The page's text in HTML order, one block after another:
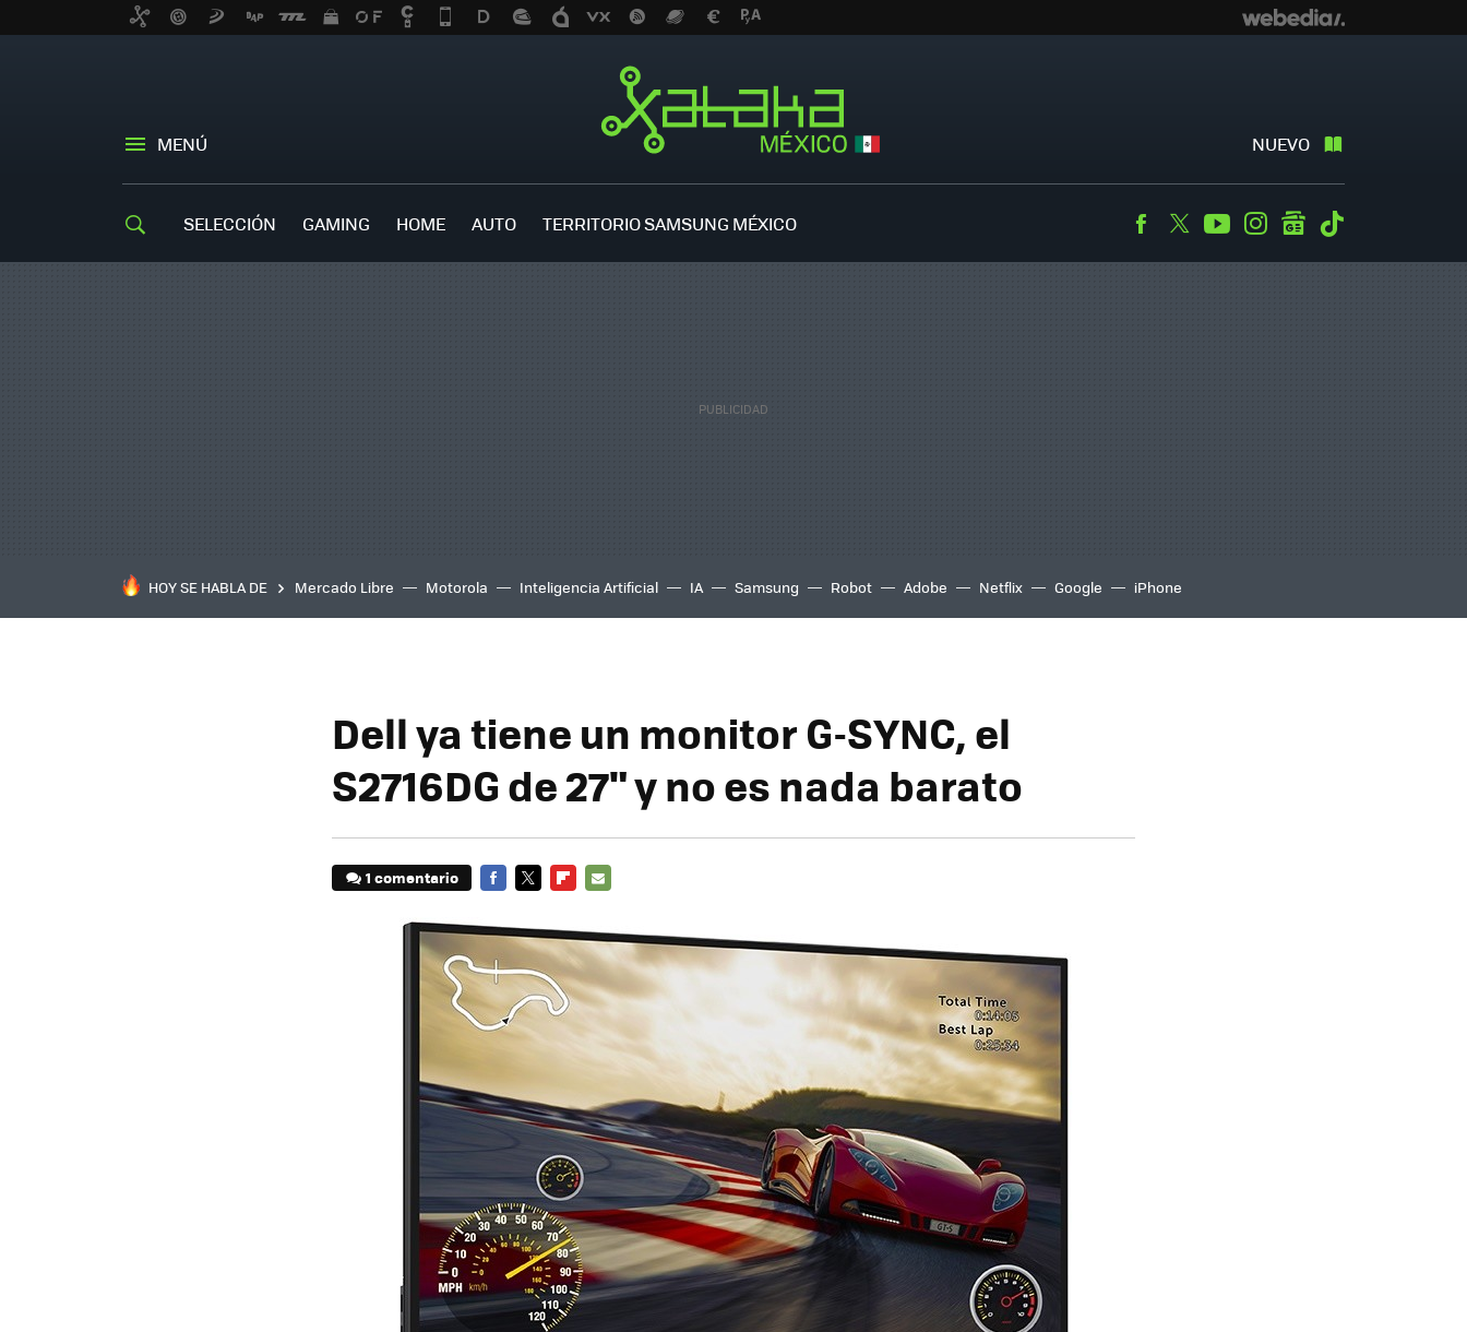
MENÚ NUEVO
SELECCIÓN GAMING HOME AUTO TERRITORIO SAMSUNG MÉXICO Facebook
TwitterYoutubeInstagramgooglenews
HOY SE HABLA DE Mercado Libre Motorola Inteligencia Artificial IA Samsung Robot Adobe Netflix Google iPhone
Dell ya tiene un monitor G-SYNC, el
S2716DG de 27" y no es nada barato
1 comentario
MAIL